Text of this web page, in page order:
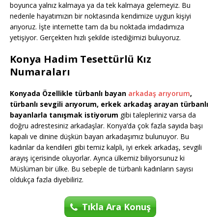
boyunca yalnız kalmaya ya da tek kalmaya gelemeyiz. Bu
nedenle hayatımızın bir noktasında kendimize uygun kişiyi
arıyoruz. İşte internette tam da bu noktada imdadımıza
yetişiyor. Gerçekten hızlı şekilde istediğimizi buluyoruz.
Konya Hadim Tesettürlü Kız
Numaraları
Konyada Özellikle türbanlı bayan arkadaş arıyorum,
türbanlı sevgili arıyorum, erkek arkadaş arayan türbanlı
bayanlarla tanışmak istiyorum gibi talepleriniz varsa da
doğru adrestesiniz arkadaşlar. Konya’da çok fazla sayıda başı
kapalı ve dinine düşkün bayan arkadaşımız bulunuyor. Bu
kadınlar da kendileri gibi temiz kalpli, iyi erkek arkadaş, sevgili
arayış içerisinde oluyorlar. Ayrıca ülkemiz biliyorsunuz ki
Müslüman bir ülke. Bu sebeple de türbanlı kadınların sayısı
oldukça fazla diyebiliriz.
Tıkla Ara Konuş